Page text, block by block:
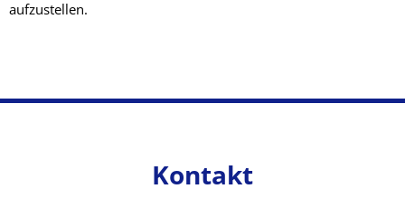
aufzustellen.
Kontakt